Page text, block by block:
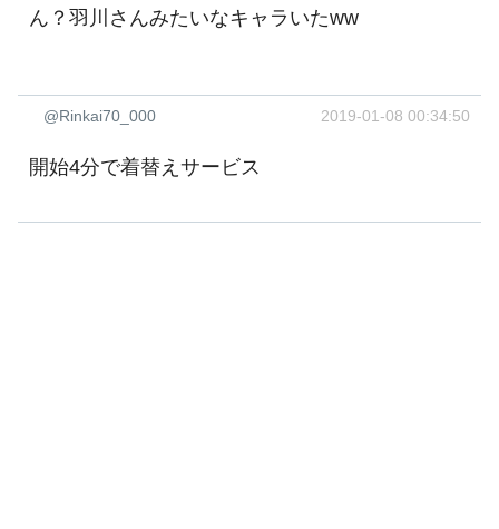
ん？羽川さんみたいなキャラいたww
@Rinkai70_000 2019-01-08 00:34:50
開始4分で着替えサービス